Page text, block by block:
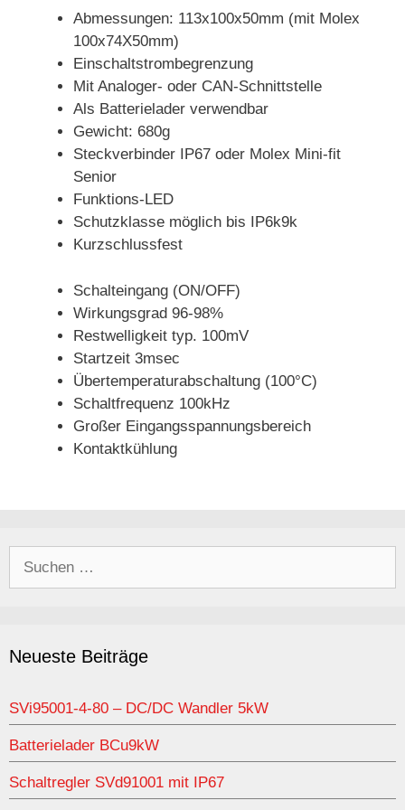
Abmessungen: 113x100x50mm (mit Molex
100x74X50mm)
Einschaltstrombegrenzung
Mit Analoger- oder CAN-Schnittstelle
Als Batterielader verwendbar
Gewicht: 680g
Steckverbinder IP67 oder Molex Mini-fit
Senior
Funktions-LED
Schutzklasse möglich bis IP6k9k
Kurzschlussfest
Schalteingang (ON/OFF)
Wirkungsgrad 96-98%
Restwelligkeit typ. 100mV
Startzeit 3msec
Übertemperaturabschaltung (100°C)
Schaltfrequenz 100kHz
Großer Eingangsspannungsbereich
Kontaktkühlung
Neueste Beiträge
SVi95001-4-80 – DC/DC Wandler 5kW
Batterielader BCu9kW
Schaltregler SVd91001 mit IP67